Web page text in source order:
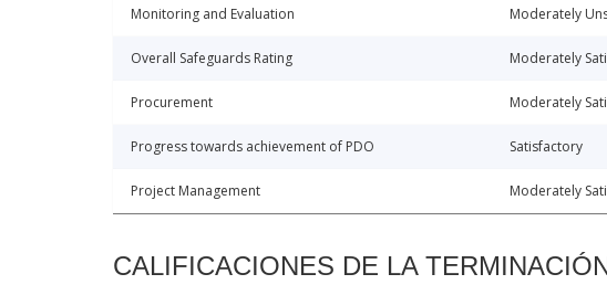
Monitoring and Evaluation Moderately
Overall Safeguards Rating Moderately
Procurement Moderately
Progress towards achievement of PDO Satisfactory
Project Management Moderately
CALIFICACIONES DE LA